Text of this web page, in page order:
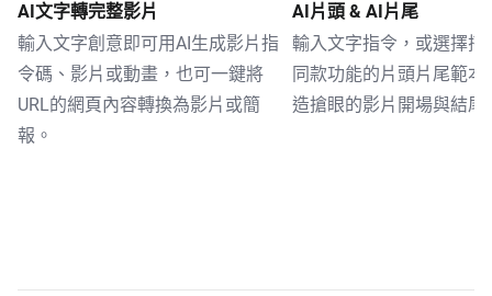
AI文字轉完整影片
輸入文字創意即可用AI生成影片指
令碼、影片或動畫，也可一鍵將
URL的網頁內容轉換為影片或簡
報。
AI片頭 & AI片尾
輸入文字指令，或選擇搭
同款功能的片頭片尾範本
造搶眼的影片開場與結尾